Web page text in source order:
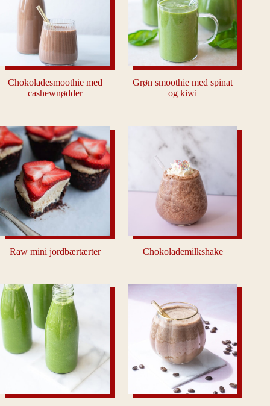
Chokoladesmoothie med
cashewnødder
Grøn smoothie med spinat
og kiwi
Raw mini jordbærtærter Chokolademilkshake